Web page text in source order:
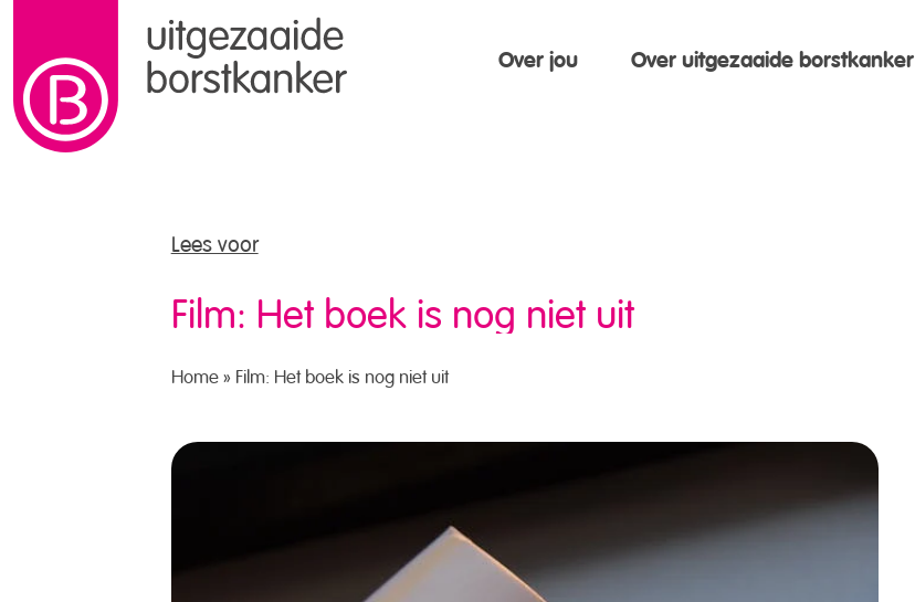
naar de inhoud
Over jou
Over uitgezaaide borstkanker
Lees voor
Film: Het boek is nog niet uit
Home » Film: Het boek is nog niet uit